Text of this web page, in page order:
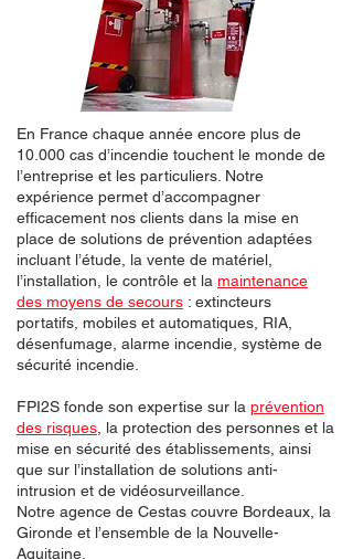
En France chaque année encore plus de
10.000 cas d’incendie touchent le monde de
l’entreprise et les particuliers. Notre
expérience permet d’accompagner
efficacement nos clients dans la mise en
place de solutions de prévention adaptées
incluant l’étude, la vente de matériel,
l’installation, le contrôle et la maintenance
des moyens de secours : extincteurs
portatifs, mobiles et automatiques, RIA,
désenfumage, alarme incendie, système de
sécurité incendie.
FPI2S fonde son expertise sur la prévention
des risques , la protection des personnes et la
mise en sécurité des établissements, ainsi
que sur l’installation de solutions anti-
intrusion et de vidéosurveillance.
Notre agence de Cestas couvre Bordeaux, la
Gironde et l’ensemble de la Nouvelle-
Aquitaine.